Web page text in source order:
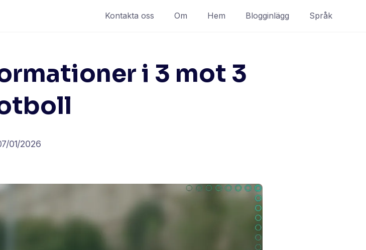
Kontakta oss Om Hem Blogginlägg Språk
i 3 mot 3
01/2026